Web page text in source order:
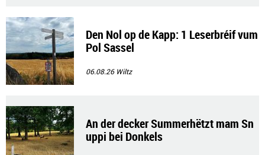
Den Nol op de Kapp: 1 Leserbréif vum
Pol Sassel
06.08.26 Wiltz
An der decker Summerhëtzt mam Sn
uppi bei Donkels